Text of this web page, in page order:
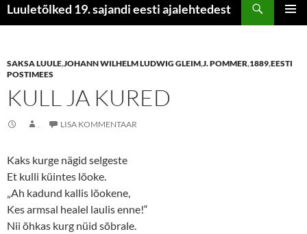
Luuletõlked 19. sajandi eesti ajalehtedest
SAKSA LUULE,JOHANN WILHELM LUDWIG GLEIM,J. POMMER,1889,EESTI
POSTIMEES
KULL JA KURED
LISA KOMMENTAAR
Kaks kurge nägid selgeste
Et kulli küintes lõoke.
„Ah kadund kallis lõokene,
Kes armsal healel laulis enne!“
Nii õhkas kurg nüid sõbrale.